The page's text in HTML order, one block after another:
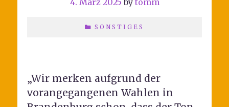
4. März 2025 by tomm
SONSTIGES
„Wir merken aufgrund der
vorangegangenen Wahlen in